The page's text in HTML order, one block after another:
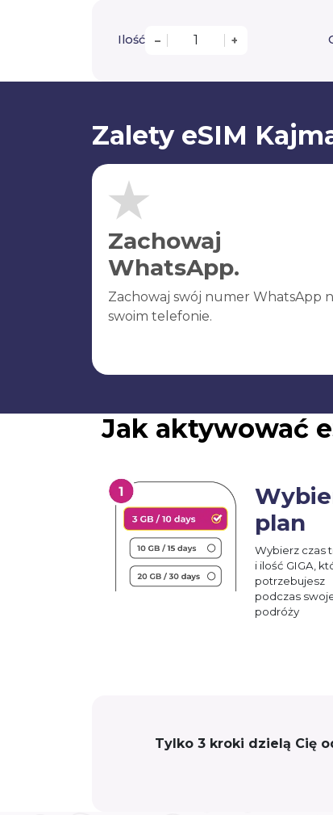
Ilość – +
Zalety eSIM
Zachowaj
WhatsApp.
Zachowaj swój numer WhatsApp
swoim telefonie.
Jak aktywować
plan
Wybierz czas
i ilość GIGA,
potrzebujesz
podczas
podróży
Tylko 3 kroki dzielą Cię